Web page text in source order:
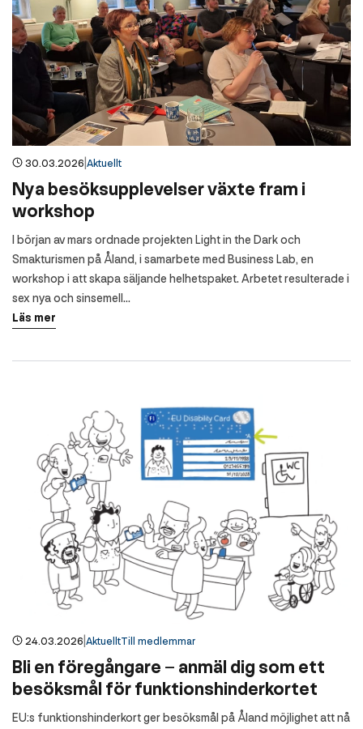
30.03.2026 Aktuellt
Nya besöksupplevelser växte fram i
workshop
I början av mars ordnade projekten Light in the Dark och
Smakturismen på Åland, i samarbete med Business Lab, en
workshop i att skapa säljande helhetspaket. Arbetet resulterade i
sex nya och sinsemell...
Läs mer
24.03.2026 AktuelltTill medlemmar
Bli en föregångare – anmäl dig som ett
besöksmål för funktionshinderkortet
EU:s funktionshinderkort ger besöksmål på Åland möjlighet att nå